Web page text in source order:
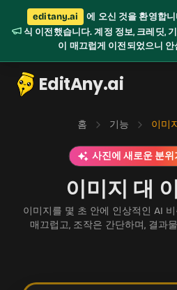
editany.ai
에 오신 것을 환영합
식 이전했습니다. 계정 정보, 크레딧,
이 매끄럽게 이전되었으니
EditAny.ai
홈 기능 이미
이미지 대
사진에 새로운 분
이미지를 몇 초 안에 인상적인 AI
매끄럽고, 조작은 간단하며, 결과